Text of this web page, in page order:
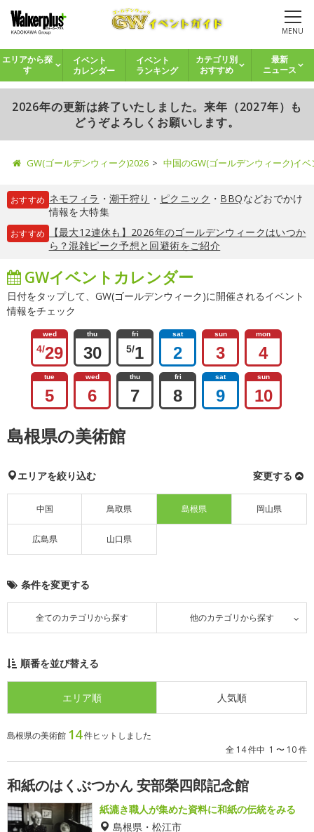
MENU
エリアから探
す
イベント
カレンダー
イベント
ランキング
カテゴリ別
おすすめ
最新
ニュース
2026年の更新は終了いたしました。来年（2027年）も
どうぞよろしくお願いします。
GW(ゴールデンウィーク)2026 中国のGW(ゴールデンウィーク)イ
おすすめ ネモフィラ ・ 潮干狩り ・ ピクニック ・ BBQなどおでかけ
情報を大特集
おすすめ
【最大12連休も】2026年のゴールデンウィークはいつか
ら？混雑ピーク予想と回避術をご紹介
GWイベントカレンダー
日付をタップして、GW(ゴールデンウィーク)に開催されるイベント
情報をチェック
wed
4/29
thu
30
fri
5/1
sat
2
sun
3
mon
4
tue
5
wed
6
thu
7
fri
8
sat
9
sun
10
島根県の美術館
エリアを絞り込む 変更する
中国 鳥取県 島根県 岡山県
広島県 山口県
条件を変更する
全てのカテゴリから探す 他のカテゴリから探す
順番を並び替える
エリア順 人気順
島根県の美術館 14件ヒットしました
全 14 件中 1 〜 10 件
和紙のはくぶつかん 安部榮四郎記念館
紙漉き職人が集めた資料に和紙の伝統をみる
島根県・松江市